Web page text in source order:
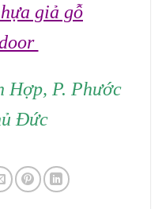
giả gỗ
Hợp, P. Phước
Đức